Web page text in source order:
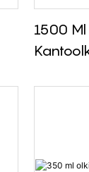
1500